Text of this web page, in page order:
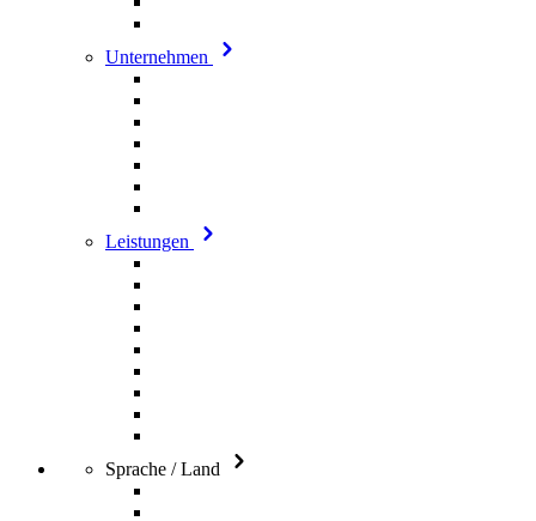
Unternehmen
Leistungen
Sprache / Land